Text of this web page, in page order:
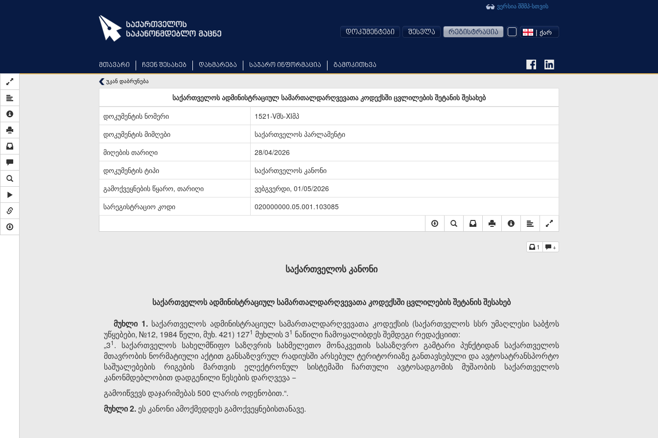
მთავარი ჩვენ შესახებ დახმარება საჯარო ინფორმაცია გამოკითხვა
ვერსია შშმპ-სთვის
დოკუმენტები შესვლა რეგისტრაცია | ᲥᲐᲠ
უკან დაბრუნება
საქართველოს ადმინისტრაციულ სამართალდარღვევათა კოდექსში ცვლილების შეტანის შესახებ
დოკუმენტის ნომერი
1521-Vმს-XIმპ
დოკუმენტის მიმღები
საქართველოს პარლამენტი
მიღების თარიღი
28/04/2026
დოკუმენტის ტიპი
საქართველოს კანონი
გამოქვეყნების წყარო, თარიღი
ვებგვერდი, 01/05/2026
სარეგისტრაციო კოდი
020000000.05.001.103085
1 +
საქართველოს კანონი
საქართველოს ადმინისტრაციულ სამართალდარღვევათა კოდექსში ცვლილების შეტანის შესახებ
მუხლი 1. საქართველოს ადმინისტრაციულ სამართალდარღვევათა კოდექსის (საქართველოს სსრ უმაღლესი საბჭოს
უწყებები, №12, 1984 წელი, მუხ. 421) 127​1 მუხლის 3​1 ნაწილი ჩამოყალიბდეს შემდეგი რედაქციით:
„3​​1. საქართველოს სახელმწიფო საზღვრის სახმელეთო მონაკვეთის სასაზღვრო გამტარი პუნქტიდან საქართველოს
მთავრობის ნორმატიული აქტით განსაზღვრულ რადიუსში არსებულ ტერიტორიაზე განთავსებული და ავტოსატრანსპორტო
საშუალებების რიგების მართვის ელექტრონულ სისტემაში ჩართული ავტოსადგომის მუშაობის საქართველოს
კანონმდებლობით დადგენილი წესების დარღვევა −
გამოიწვევს დაჯარიმებას 500 ლარის ოდენობით.“.
მუხლი 2. ეს კანონი ამოქმედდეს გამოქვეყნებისთანავე.